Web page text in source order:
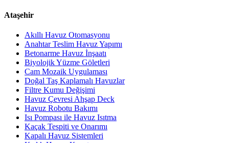
Ataşehir
Akıllı Havuz Otomasyonu
Anahtar Teslim Havuz Yapımı
Betonarme Havuz İnşaatı
Biyolojik Yüzme Göletleri
Cam Mozaik Uygulaması
Doğal Taş Kaplamalı Havuzlar
Filtre Kumu Değişimi
Havuz Çevresi Ahşap Deck
Havuz Robotu Bakımı
Isı Pompası ile Havuz Isıtma
Kaçak Tespiti ve Onarımı
Kapalı Havuz Sistemleri